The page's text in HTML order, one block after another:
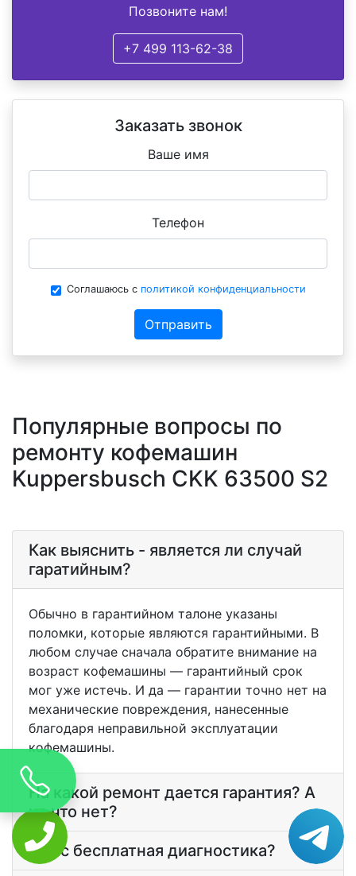
Позвоните нам!
+7 499 113-62-38
Заказать звонок
Ваше имя
Телефон
Соглашаюсь с политикой конфиденциальности
Отправить
Популярные вопросы по
ремонту кофемашин
Kuppersbusch CKK 63500 S2
Как выяснить - является ли случай
гаратийным?
Обычно в гарантийном талоне указаны
поломки, которые являются гарантийными. В
любом случае сначала обратите внимание на
возраст кофемашины — гарантийный срок
мог уже истечь. И да — гарантии точно нет на
механические повреждения, нанесенные
благодаря неправильной эксплуатации
кофемашины.
На какой ремонт дается гарантия? А
на что нет?
У вас бесплатная диагностика?